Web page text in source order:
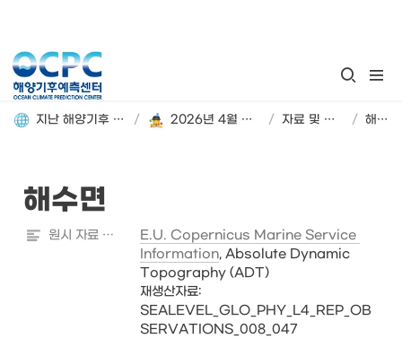
지난 해양기후 분석정보 돌아보기 / 2026년 4월 해양기후 분석정보 / 자료 및 분석 정보 / 해수면
해수면
원시 자료 출처
E.U. Copernicus Marine Service
Information, Absolute Dynamic
Topography (ADT)
재생산자료:
SEALEVEL_GLO_PHY_L4_REP_OB
SERVATIONS_008_047